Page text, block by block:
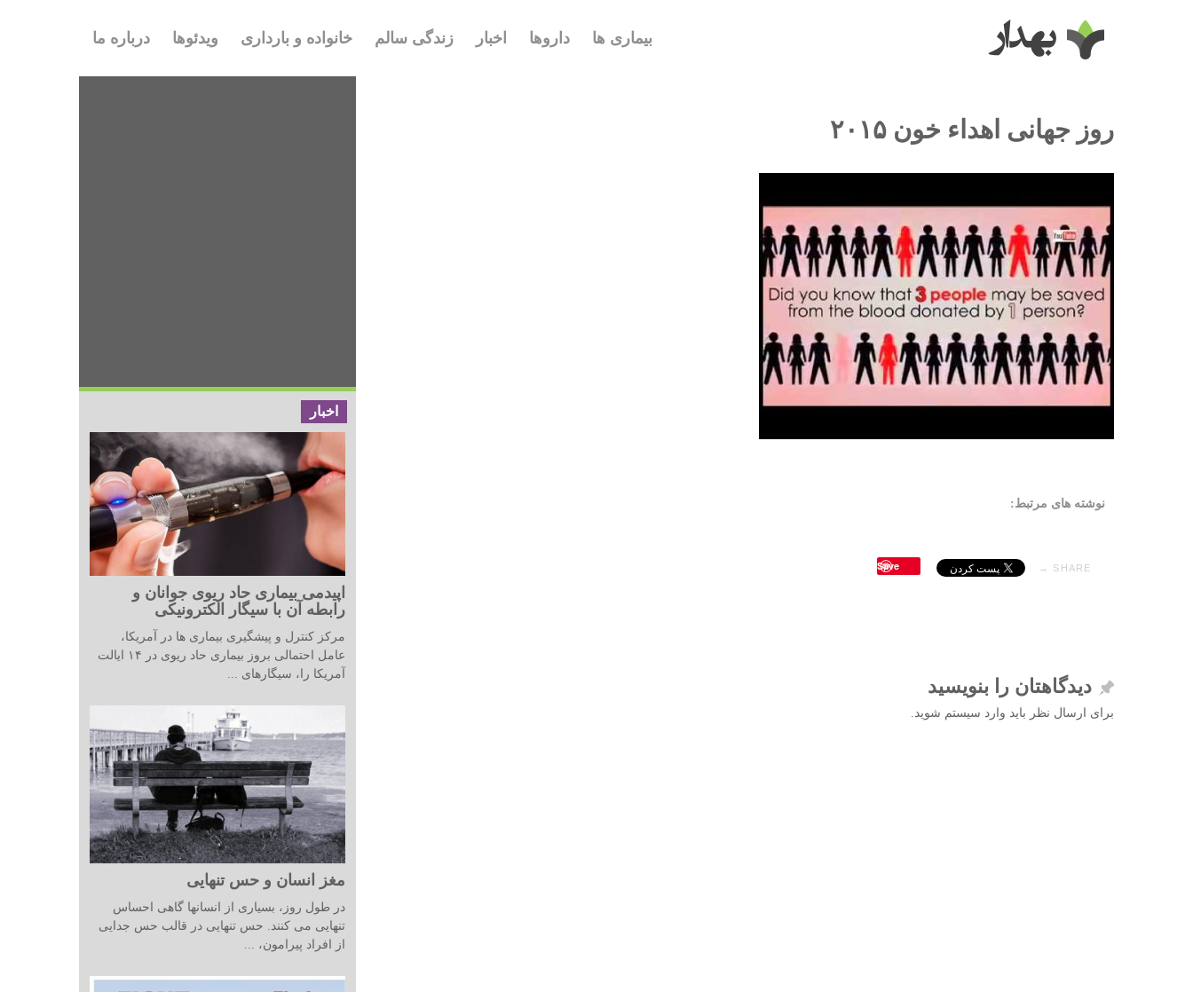
بیماری ها داروها اخبار زندگی سالم خانواده و بارداری ویدئوها درباره ما
روز جهانی اهداء خون ۲۰۱۵
نوشته های مرتبط:
SHARE →
Save
دیدگاهتان را بنویسید
برای ارسال نظر باید وارد سیستم شوید.
اخبار
اپیدمی بیماری حاد ریوی جوانان و
رابطه آن با سیگار الکترونیکی
مرکز کنترل و پیشگیری بیماری ها در آمریکا،
عامل احتمالی بروز بیماری حاد ریوی در ۱۴ ایالت
آمریکا را، سیگارهای ...
مغز انسان و حس تنهایی
در طول روز، بسیاری از انسانها گاهی احساس
تنهایی می کنند. حس تنهایی در قالب حس جدایی
از افراد پیرامون، ...